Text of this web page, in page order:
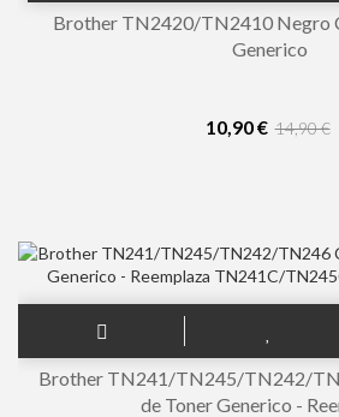
Brother TN2420/TN2410 Negro
Generico
10,90 € 14,90 €
Brother TN241/TN245/TN242/
de Toner Generico -